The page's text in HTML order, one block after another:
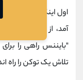
آمد، از صدور توکن
"بایننس راهی را
تلاش یک توکن را راه